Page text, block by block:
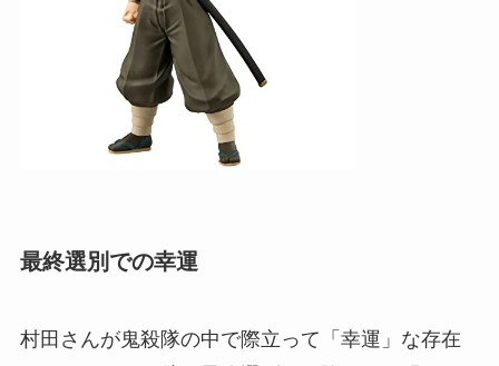
最終選別での幸運
村田さんが鬼殺隊の中で際立って「幸運」な存在